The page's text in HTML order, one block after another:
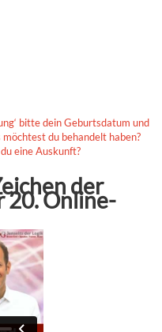
bitte dein Geburtsdatum und
du behandelt haben?
eine Auskunft?
der
20. Online-